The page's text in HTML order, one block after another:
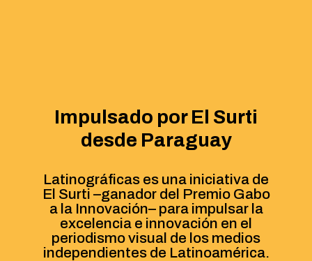
Impulsado por El Surti
desde Paraguay
Latinográficas es una iniciativa de
El Surti –ganador del Premio Gabo
a la Innovación– para impulsar la
excelencia e innovación en el
periodismo visual de los medios
independientes de Latinoamérica.